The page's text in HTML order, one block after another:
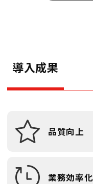
導入成果
品質向上
業務効率化